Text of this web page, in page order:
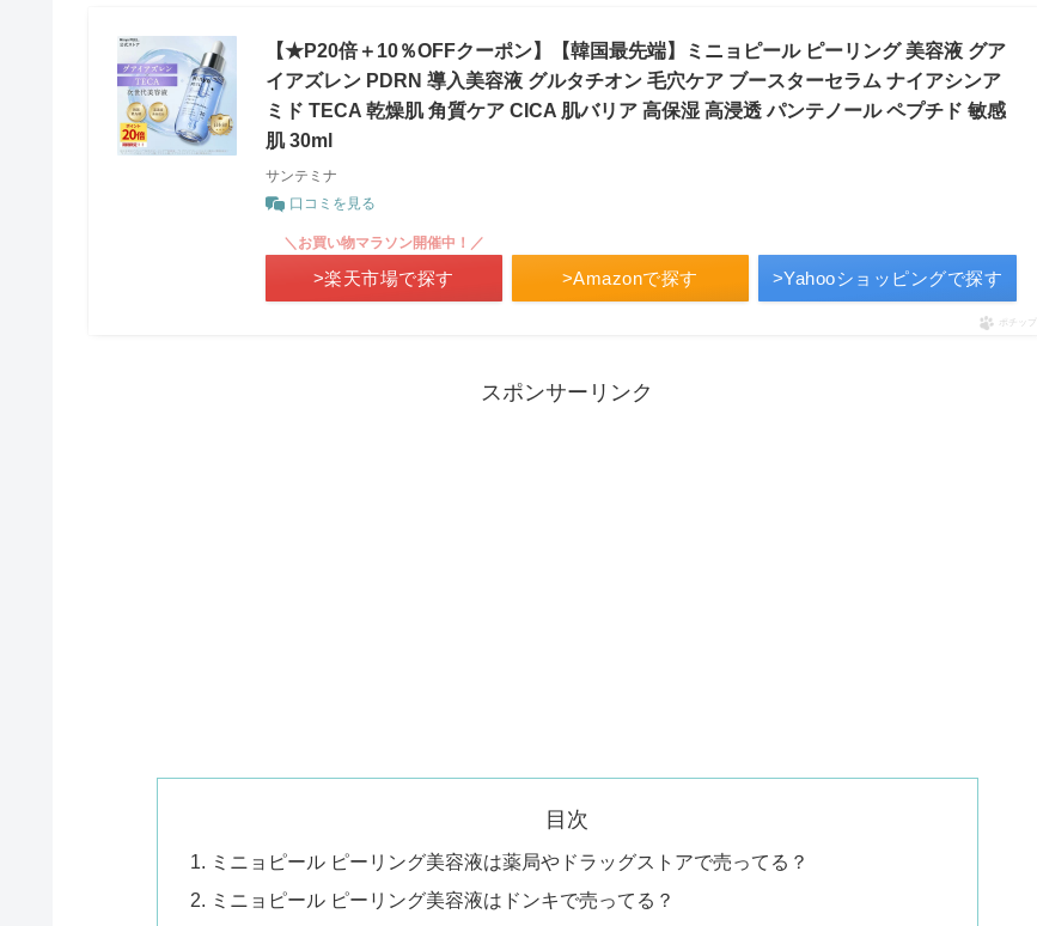
【★P20倍＋10％OFFクーポン】【韓国最先端】ミニョピール ピーリング 美容液 グア
イアズレン PDRN 導入美容液 グルタチオン 毛穴ケア ブースターセラム ナイアシンア
ミド TECA 乾燥肌 角質ケア CICA 肌バリア 高保湿 高浸透 パンテノール ペプチド 敏感
肌 30ml
サンテミナ
口コミを見る
>Amazonで探す
＼お買い物マラソン開催中！／
>楽天市場で探す >Yahooショッピングで探す
ポチップ
スポンサーリンク
目次
ミニョピール ピーリング美容液は薬局やドラッグストアで売ってる？
ミニョピール ピーリング美容液はドンキで売ってる？